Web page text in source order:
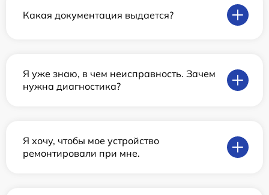
Какая документация выдается?
Я уже знаю, в чем неисправность. Зачем
нужна диагностика?
Я хочу, чтобы мое устройство
ремонтировали при мне.